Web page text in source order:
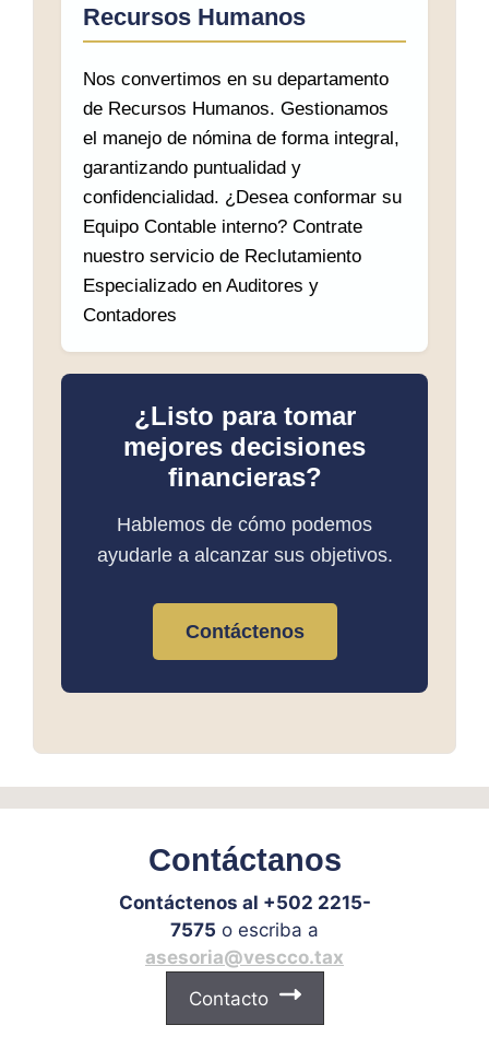
Recursos Humanos
Nos convertimos en su departamento
de Recursos Humanos. Gestionamos
el manejo de nómina de forma integral,
garantizando puntualidad y
confidencialidad. ¿Desea conformar su
Equipo Contable interno? Contrate
nuestro servicio de Reclutamiento
Especializado en Auditores y
Contadores
¿Listo para tomar
mejores decisiones
financieras?
Hablemos de cómo podemos
ayudarle a alcanzar sus objetivos.
Contáctenos
Contáctanos
Contáctenos al +502 2215-
7575 o escriba a
asesoria@vescco.tax
Contacto